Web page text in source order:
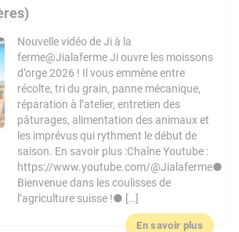
Nouvelle vidéo de Ji à la
ferme@Jialaferme Ji ouvre les moissons
d’orge 2026 ! Il vous emmène entre
récolte, tri du grain, panne mécanique,
réparation à l’atelier, entretien des
pâturages, alimentation des animaux et
les imprévus qui rythment le début de
saison. En savoir plus :Chaîne Youtube :
https://www.youtube.com/@Jialaferme●
Bienvenue dans les coulisses de
l’agriculture suisse !● […]
En savoir plus